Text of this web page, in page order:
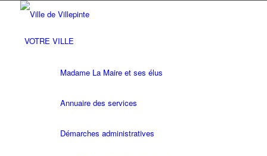
VOTRE VILLE
Madame La Maire et ses élus
Annuaire des services
Démarches administratives